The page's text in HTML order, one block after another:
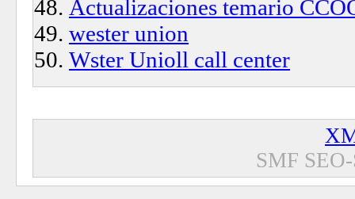
Actualizaciones temario
wester union
Wster Unioll call center
SMF